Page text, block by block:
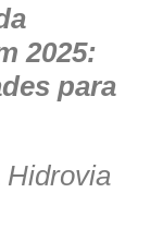
2025:
para
Hidrovia